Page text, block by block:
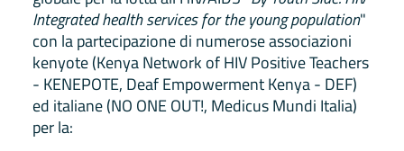
Integrated health services for the young population"
con la partecipazione di numerose associazioni
kenyote (Kenya Network of HIV Positive Teachers
- KENEPOTE, Deaf Empowerment Kenya - DEF)
ed italiane (NO ONE OUT!, Medicus Mundi Italia)
per la: